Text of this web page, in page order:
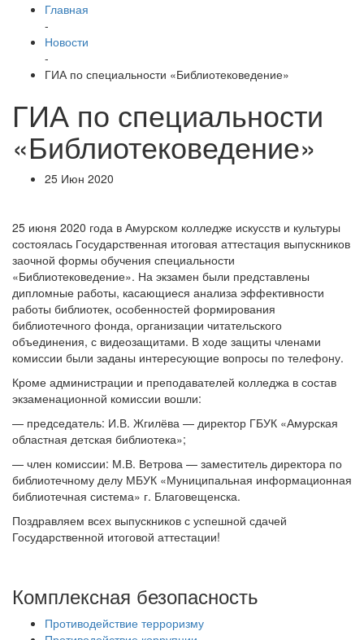
Главная
-
Новости
-
ГИА по специальности «Библиотековедение»
ГИА по специальности
«Библиотековедение»
25 Июн 2020
25 июня 2020 года в Амурском колледже искусств и культуры
состоялась Государственная итоговая аттестация выпускников
заочной формы обучения специальности
«Библиотековедение». На экзамен были представлены
дипломные работы, касающиеся анализа эффективности
работы библиотек, особенностей формирования
библиотечного фонда, организации читательского
объединения, с видеозащитами. В ходе защиты членами
комиссии были заданы интересующие вопросы по телефону.
Кроме администрации и преподавателей колледжа в состав
экзаменационной комиссии вошли:
— председатель: И.В. Жгилёва — директор ГБУК «Амурская
областная детская библиотека»;
— член комиссии: М.В. Ветрова — заместитель директора по
библиотечному делу МБУК «Муниципальная информационная
библиотечная система» г. Благовещенска.
Поздравляем всех выпускников с успешной сдачей
Государственной итоговой аттестации!
Комплексная безопасность
Противодействие терроризму